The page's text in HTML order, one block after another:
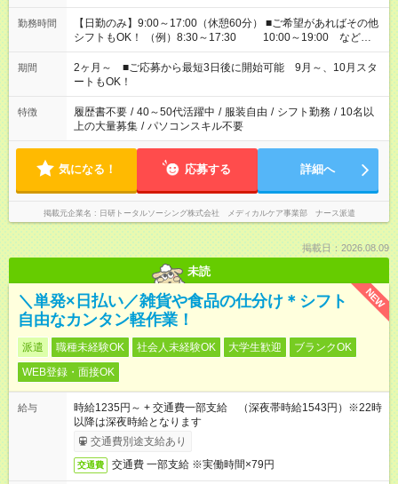
勤務時間
【日勤のみ】9:00～17:00（休憩60分） ■ご希望があればその他
シフトもOK！ （例）8:30～17:30 10:00～19:00 など
「家族とお休みを合わせたい」 「できれば残業はしたくない」
など、あなたのご希望に沿ったお仕事をご紹介します！ ※Wワ
ーク希望の方へ 今ご覧のお仕事で希望する勤務時間と、もう1つ
のお仕事の勤務時間。 合計で週40時間を超える場合は応募でき
ません
期間
2ヶ月～ ■ご応募から最短3日後に開始可能 9月～、10月スタ
ートもOK！
特徴 履歴書不要 / 40～50代活躍中 / 服装自由 / シフト勤務 / 10名以
上の大量募集 / パソコンスキル不要
気になる！ 応募する 詳細へ
掲載元企業名 日研トータルソーシング株式会社 メディカルケア事業部 ナース派遣
掲載日：2026.08.09
未読
NEW
＼単発×日払い／雑貨や食品の仕分け＊シフト
自由なカンタン軽作業！
派遣 職種未経験OK 社会人未経験OK 大学生歓迎
ブランクOK
WEB登録・面接OK
給与
時給1235円～ + 交通費一部支給 （深夜帯時給1543円）※22時
以降は深夜時給となります
交通費別途支給あり
交通費 交通費 一部支給 ※実働時間×79円